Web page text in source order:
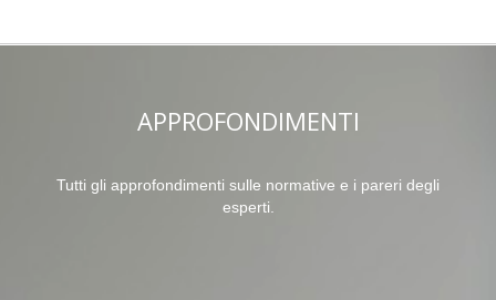
APPROFONDIMENTI
Tutti gli approfondimenti sulle normative e i pareri degli
esperti.